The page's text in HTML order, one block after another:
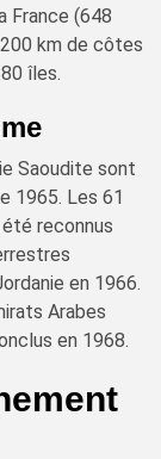
France (648
km de côtes
îles.
Saoudite sont
1965. Les 61
reconnus
en 1966.
Arabes
en 1968.